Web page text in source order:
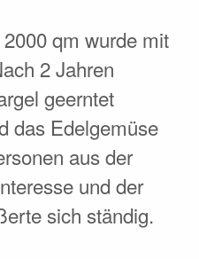
qm wurde mit
2 Jahren
geerntet
das Edelgemüse
aus der
und der
sich ständig.